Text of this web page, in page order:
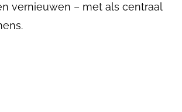
vernieuwen – met als centraal